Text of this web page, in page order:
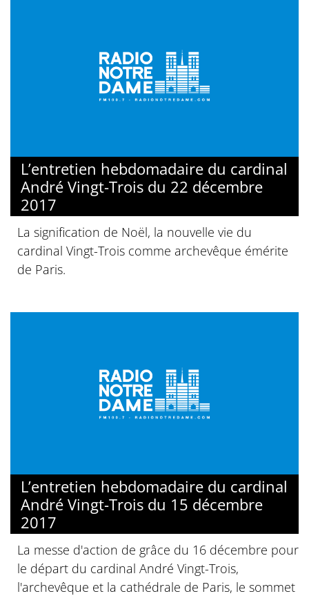
L’entretien hebdomadaire du cardinal
André Vingt-Trois du 22 décembre
2017
La signification de Noël, la nouvelle vie du
cardinal Vingt-Trois comme archevêque émérite
de Paris.
L’entretien hebdomadaire du cardinal
André Vingt-Trois du 15 décembre
2017
La messe d'action de grâce du 16 décembre pour
le départ du cardinal André Vingt-Trois,
l'archevêque et la cathédrale de Paris, le sommet